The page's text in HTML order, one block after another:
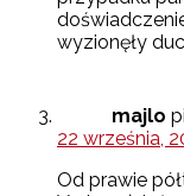
wyzionęły
majlo
22 września,
Od prawie